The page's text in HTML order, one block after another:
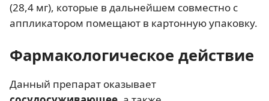
(28,4 мг), которые в дальнейшем совместно с
аппликатором помещают в картонную упаковку.
Фармакологическое действие
Данный препарат оказывает